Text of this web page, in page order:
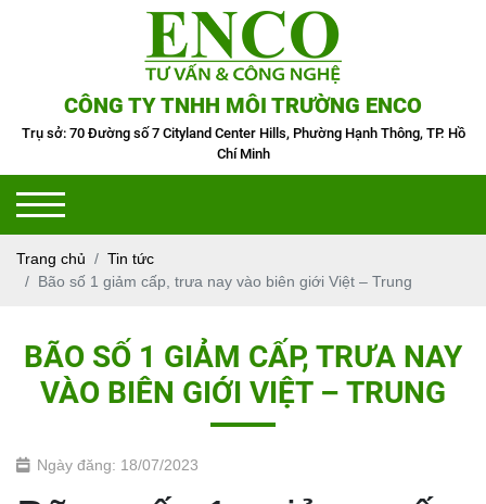
CÔNG TY TNHH MÔI TRƯỜNG ENCO
Trụ sở: 70 Đường số 7 Cityland Center Hills, Phường Hạnh Thông, TP. Hồ
Chí Minh
Trang chủ
Tin tức
Bão số 1 giảm cấp, trưa nay vào biên giới Việt – Trung
BÃO SỐ 1 GIẢM CẤP, TRƯA NAY
VÀO BIÊN GIỚI VIỆT – TRUNG
Ngày đăng: 18/07/2023